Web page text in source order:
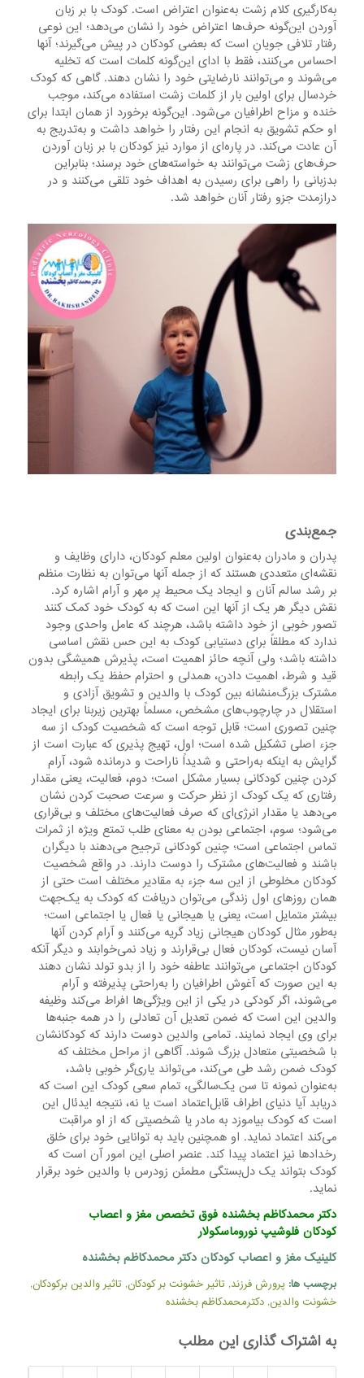
به‌کارگیری‌ کلام‌ زشت‌ به‌عنوان‌ اعتراض‌ است. کودک‌ با بر زبان
‌آوردن‌ این‌گونه‌ حرف‌ها اعتراض‌ خود را نشان‌ می‌دهد؛ این‌ نوعی‌
رفتار تلافی‌ جویانِ‌ است‌ که‌ بعضی‌ کودکان‌ در پیش‌ می‌گیرند؛ آنها
احساس‌ می‌کنند، فقط‌ با ادای‌ این‌گونه‌ کلمات‌ است‌ که‌ تخلیه‌
می‌شوند و می‌توانند نارضایتی‌ خود را نشان‌ دهند. گاهی‌ که‌ کودک‌
خردسال‌ برای‌ اولین ‌بار از کلمات‌ زشت‌ استفاده‌ می‌کند، موجب‌
خنده‌ و مزاح‌ اطرافیان‌ می‌شود. این‌گونه‌ برخورد از همان‌ ابتدا برای‌
او حکم‌ تشویق‌ به‌ انجام‌ این‌ رفتار را خواهد داشت‌ و به‌تدریج‌ به‌
آن‌ عادت‌ می‌کند. در پاره‌ای‌ از موارد نیز کودکان‌ با بر زبان ‌آوردن‌
حرف‌های‌ زشت‌ می‌توانند به‌ خواسته‌های‌ خود برسند؛ بنابراین‌
بدزبانی‌ را راهی‌ برای‌ رسیدن‌ به‌ اهداف‌ خود تلقی‌ می‌کنند و در
درازمدت‌ جزو رفتار آنان‌ خواهد شد.
جمع‌بندی
پدران و مادران به‌عنوان اولین معلم کودکان، دارای وظایف و
نقشه‌ای متعددی هستند که از جمله آنها می‌توان به نظارت منظم
بر رشد سالم آنان و ایجاد یک محیط پر مهر و آرام اشاره کرد.
نقش دیگر هر یک از آنها این است که به کودک خود کمک کنند
تصور خوبی از خود داشته باشد، هرچند که عامل واحدی وجود
ندارد که مطلقاً برای دستیابی کودک به این حس نقش اساسی
داشته باشد؛ ولی آنچه حائز اهمیت است، پذیرش همیشگی بدون
قید و شرط، اهمیت دادن، همدلی و احترام حفظ یک رابطه
مشترک بزرگ‌منشانه بین کودک با والدین و تشویق آزادی و
استقلال در چارچوب‌های مشخص، مسلماً بهترین زیربنا برای ایجاد
چنین تصوری است؛ قابل توجه است که شخصیت کودک از سه
جزء اصلی تشکیل شده است؛ اول، تهیج پذیری که عبارت است از
گرایش به اینکه به‌راحتی و شدیداً ناراحت و درمانده شود، آرام
کردن چنین کودکانی بسیار مشکل است؛ دوم، فعالیت، یعنی مقدار
رفتاری که یک کودک از نظر حرکت و سرعت صحبت کردن نشان
می‌دهد یا مقدار انرژی‌ای که صرف فعالیت‌های مختلف و بی‌قراری
می‌شود؛ سوم، اجتماعی بودن به معنای طلب تمتع ویژه از ثمرات
تماس اجتماعی است؛ چنین کودکانی ترجیح می‌دهند با دیگران
باشند و فعالیت‌های مشترک را دوست دارند. در واقع شخصیت
کودکان مخلوطی از این سه جزء به مقادیر مختلف است حتی از
همان روزهای اول زندگی می‌توان دریافت که کودک به یک‌جهت
بیشتر متمایل است، یعنی یا هیجانی یا فعال یا اجتماعی است؛
به‌طور مثال کودکان هیجانی زیاد گریه می‌کنند و آرام کردن آنها
آسان نیست، کودکان فعال بی‌قرارند و زیاد نمی‌خوابند و دیگر آنکه
کودکان اجتماعی می‌توانند عاطفه خود را از بدو تولد نشان دهند
به این صورت که آغوش اطرافیان را به‌راحتی پذیرفته و آرام
می‌شوند، اگر کودکی در یکی از این ویژگی‌ها افراط می‌کند وظیفه
والدین این است که ضمن تعدیل آن تعادلی را در همه جنبه‌ها
برای وی ایجاد نمایند. تمامی والدین دوست دارند که کودکانشان
با شخصیتی متعادل بزرگ شوند. آگاهی از مراحل مختلف که
کودک ضمن رشد طی می‌کند، می‌تواند یاری‌گر خوبی باشد،
به‌عنوان نمونه تا سن یک‌سالگی، تمام سعی کودک این است که
دریابد آیا دنیای اطراف قابل‌اعتماد است یا نه، نتیجه ایدئال این
است که کودک بیاموزد به مادر یا شخصیتی که از او مراقبت
می‌کند اعتماد نماید. او همچنین باید به توانایی خود برای خلق
رخدادها نیز اعتماد پیدا کند. عنصر اصلی این امور آن است که
کودک بتواند یک دل‌بستگی مطمئن زودرس با والدین خود برقرار
نماید.
دکتر محمدکاظم بخشنده فوق تخصص مغز و اعصاب
کودکان فلوشیپ نوروماسکولار
کلینیک مغز و اعصاب کودکان دکتر محمدکاظم بخشنده
برچسب ها: پرورش فرزند, تاثیر خشونت بر کودکان, تاثیر والدین برکودکان,
خشونت والدین, دکترمحمدکاظم بخشنده
به اشتراک گذاری این مطلب